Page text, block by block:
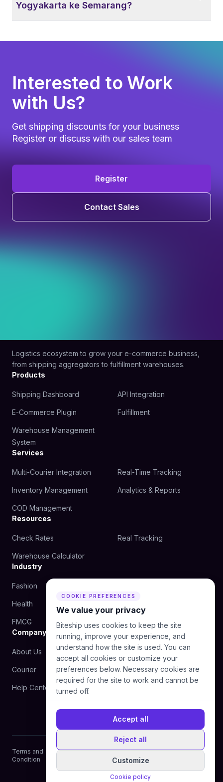
Yogyakarta ke Semarang?
Interested to Work
with Us?
Get shipping discounts for your business
Register or discuss with our sales team
Register
Contact Sales
Logistics ecosystem to grow your e-commerce business,
from shipping aggregators to fulfillment warehouses.
Products
Shipping Dashboard API Integration
E-Commerce Plugin Fulfillment
Warehouse Management
System
Services
Multi-Courier Integration Real-Time Tracking
Inventory Management Analytics & Reports
COD Management
Resources
Check Rates Real Tracking
Warehouse Calculator
Industry
Fashion
Health
FMCG
Company
About Us Blog
Courier Contact Us
Help Center
Terms and
Condition
Privacy
Cookie
Policy
Manage cookie
preferences
COOKIE PREFERENCES
We value your privacy
Biteship uses cookies to keep the site
running, improve your experience, and
understand how the site is used. You can
accept all cookies or customize your
preferences below. Necessary cookies are
required for the site to work and cannot be
turned off.
Accept all
Reject all
Customize
Cookie policy